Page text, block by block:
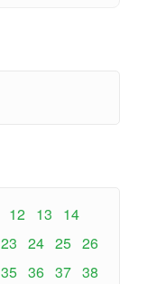
12 13
14
23 24 25 26
35 36 37 38